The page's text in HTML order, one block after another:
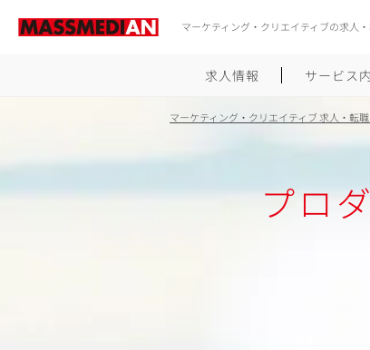
マーケティング・クリエイティブの求人
求人情報 サービス
マーケティング・クリエイティブ 求人・転
プロ